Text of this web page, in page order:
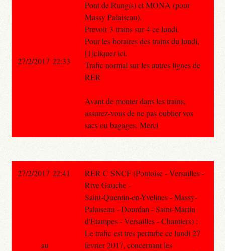
Pont de Rungis) et MONA (pour
Massy Palaiseau).
Prevoir 3 trains sur 4 ce lundi.
Pour les horaires des trains du lundi,
[1]cliquer ici.
Trafic normal sur les autres lignes de
RER
Avant de monter dans les trains,
assurez-vous de ne pas oublier vos
sacs ou bagages. Merci
27/2/2017 22:33
27/2/2017 22:41
RER C SNCF (Pontoise - Versailles -
Rive Gauche -
Saint-Quentin-en-Yvelines - Massy-
Palaiseau - Dourdan - Saint-Martin
d'Etampes - Versailles - Chantiers) :
Le trafic est tres perturbe ce lundi 27
fevrier 2017, concernant les
au